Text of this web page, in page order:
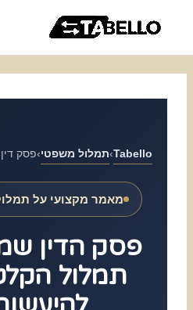
Tabello
›תמלול משפטי›פסק
מאמר מקצועי על
פסק הדין
תמלול